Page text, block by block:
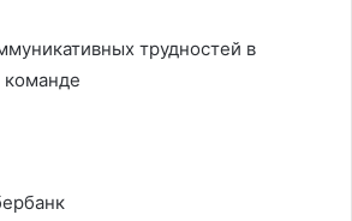
трудностей в
команде